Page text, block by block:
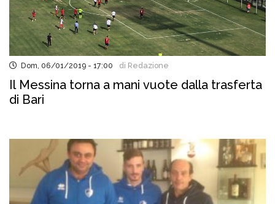
Dom, 06/01/2019 - 17:00 di Redazione
Il Messina torna a mani vuote dalla trasferta
di Bari